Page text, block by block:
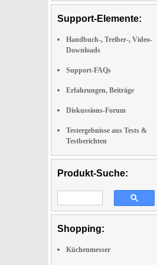
Support-Elemente:
Handbuch-, Treiber-, Video-
Downloads
Support-FAQs
Erfahrungen, Beiträge
Diskussions-Forum
Testergebnisse aus Tests &
Testberichten
Produkt-Suche:
Shopping:
Küchenmesser